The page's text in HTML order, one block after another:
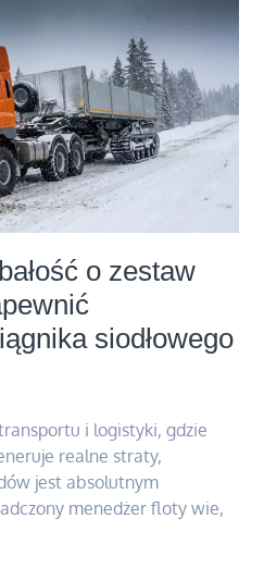
o zestaw
siodłowego
i logistyki, gdzie
realne straty,
jest absolutnym
menedżer floty wie,